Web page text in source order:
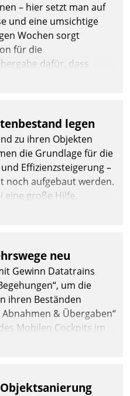
– hier setzt man auf
und eine umsichtige
Wochen sorgt
für die
dafür, dass
und, so es sein muss,
legen
zu ihren Objekten
die Grundlage für die
Effizienzsteigerung –
noch aufgebaut werden.
große Hilfe.
neu
Gewinn Datatrains
um die
ihren Beständen
& Übergaben“
Mobilen Cockpits im